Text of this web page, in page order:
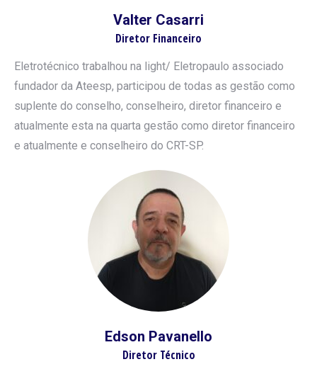
Valter Casarri
Diretor Financeiro
Eletrotécnico trabalhou na light/ Eletropaulo associado
fundador da Ateesp, participou de todas as gestão como
suplente do conselho, conselheiro, diretor financeiro e
atualmente esta na quarta gestão como diretor financeiro
e atualmente e conselheiro do CRT-SP.
Edson Pavanello
Diretor Técnico